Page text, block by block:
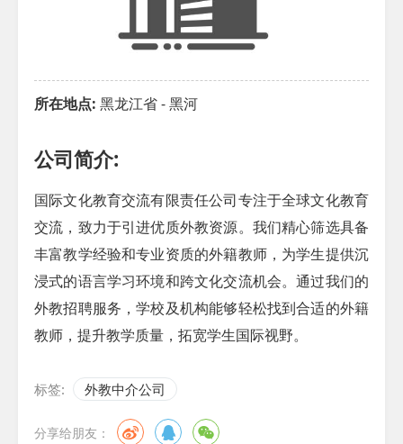
所在地点: 黑龙江省 - 黑河
公司简介:
国际文化教育交流有限责任公司专注于全球文化教育
交流，致力于引进优质外教资源。我们精心筛选具备
丰富教学经验和专业资质的外籍教师，为学生提供沉
浸式的语言学习环境和跨文化交流机会。通过我们的
外教招聘服务，学校及机构能够轻松找到合适的外籍
教师，提升教学质量，拓宽学生国际视野。
标签: 外教中介公司
分享给朋友：